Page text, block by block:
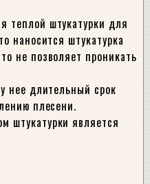
теплой штукатурки для
наносится штукатурка
не позволяет проникать
нее длительный срок
плесени.
штукатурки является